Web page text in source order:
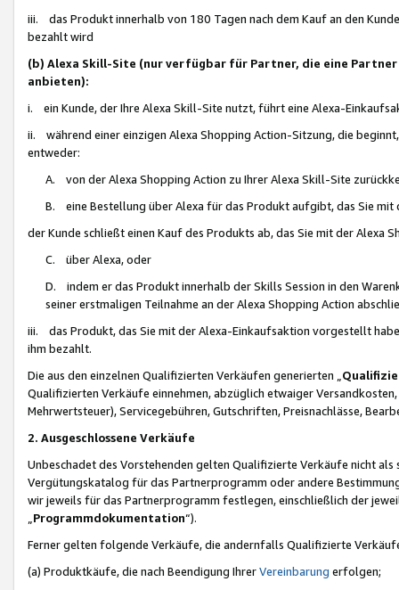
iii. das Produkt innerhalb von 180 Tagen nach dem Kauf an den
bezahlt wird
(b) Alexa Skill-Site (nur verfügbar für Partner, die eine
anbieten):
i. ein Kunde, der Ihre Alexa Skill-Site nutzt, führt eine Alexa-
ii. während einer einzigen Alexa Shopping Action-Sitzung, die
entweder:
A. von der Alexa Shopping Action zu Ihrer Alexa Skill-Site
B. eine Bestellung über Alexa für das Produkt aufgibt, das Sie mit
der Kunde schließt einen Kauf des Produkts ab, das Sie mit der Alexa
C. über Alexa, oder
D. indem er das Produkt innerhalb der Skills Session in den
seiner erstmaligen Teilnahme an der Alexa Shopping Action
iii. das Produkt, das Sie mit der Alexa-Einkaufsaktion vorgestellt
ihm bezahlt.
Die aus den einzelnen Qualifizierten Verkäufen generierten „
Qualifizierten Verkäufe einnehmen, abzüglich etwaiger
Mehrwertsteuer), Servicegebühren, Gutschriften, Preisnachlässe,
2. Ausgeschlossene Verkäufe
Unbeschadet des Vorstehenden gelten Qualifizierte Verkäufe nicht
Vergütungskatalog für das Partnerprogramm oder andere
wir jeweils für das Partnerprogramm festlegen, einschließlich der
Programmdokumentation“).
Ferner gelten folgende Verkäufe, die andernfalls Qualifizierte
(a) Produktkäufe, die nach Beendigung IhrerVereinbarung erfolgen;